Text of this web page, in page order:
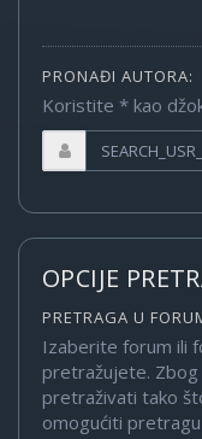
PRONAĐI AUTORA:
Koristite * kao
OPCIJE
PRETRAGA U
Izaberite forum ili
pretražujete.
pretraživati tako
omogućiti